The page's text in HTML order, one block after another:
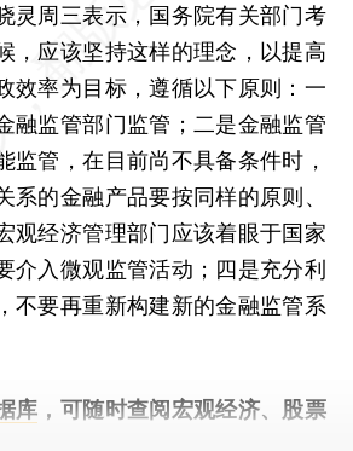
灵周三表示，国务院有关部门考
，应该坚持这样的理念，以提高
效率为目标，遵循以下原则：一
融监管部门监管；二是金融监管
监管，在目前尚不具备条件时，
系的金融产品要按同样的原则、
观经济管理部门应该着眼于国家
介入微观监管活动；四是充分利
不要再重新构建新的金融监管系
库 ，可随时查阅宏观经济、股票